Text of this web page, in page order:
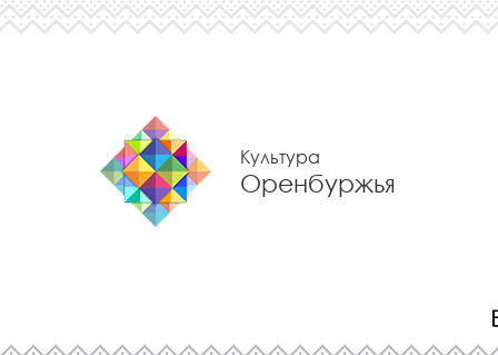
Культура
Оренбуржья